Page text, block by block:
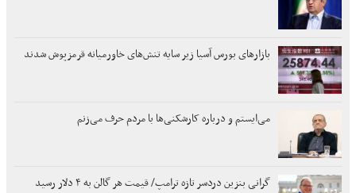
بازارهای بورس آسیا زیر سایه تنش‌های خاورمیانه قرمزپوش شدند
می‌ایستم و درباره کارشکنی‌ها با مردم حرف می‌زنم
گرانی بنزین دردسر تازه ترامپ/ قیمت هر گالن به ۴ دلار رسید